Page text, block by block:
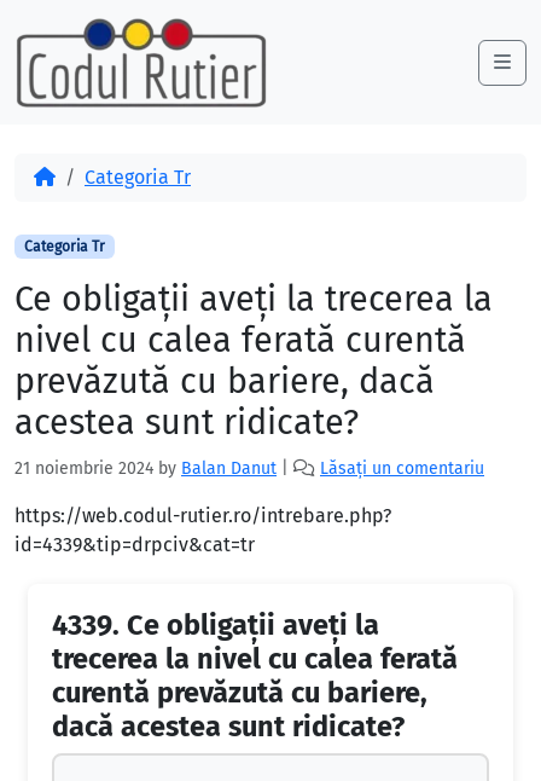
Skip to content
Skip to footer
AcasăCategoria Tr
Categoria Tr
Ce obligații aveți la trecerea la
nivel cu calea ferată curentă
prevăzută cu bariere, dacă
acestea sunt ridicate?
21 noiembrie 2024 by Balan Danut Lăsați un comentariu
https://web.codul-rutier.ro/intrebare.php?
id=4339&tip=drpciv&cat=tr
4339. Ce obligații aveți la
trecerea la nivel cu calea ferată
curentă prevăzută cu bariere,
dacă acestea sunt ridicate?